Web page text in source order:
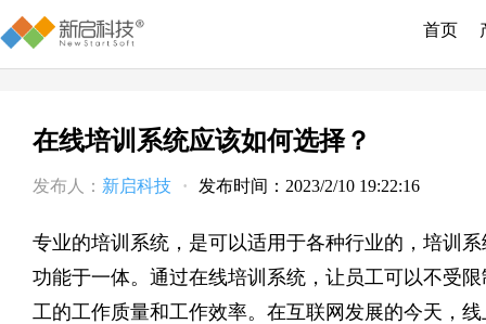
首页
在线培训系统应该如何选择？
发布人： 新启科技 · 发布时间：2023/2/10 19:22:16
专业的培训系统，是可以适用于各种行业的，培训
功能于一体。通过在线培训系统，让员工可以不受
工的工作质量和工作效率。在互联网发展的今天，